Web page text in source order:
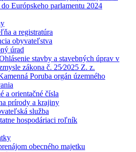
Európskeho parlamentu 2024
a registratúra
obyvateľstva
úrad
stavby a stavebných úprav v
zákona č. 25⁄2025 Z. z.
Poruba orgán územného
a orientačné čísla
prírody a krajiny
služba
hospodáriaci roľník
obecného majetku